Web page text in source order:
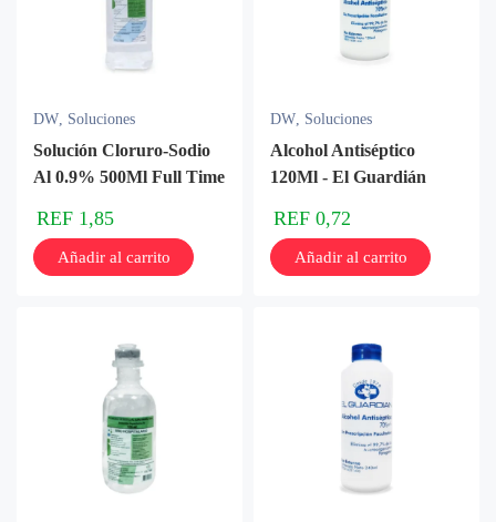
DW, Soluciones
Solución Cloruro-Sodio
Al 0.9% 500Ml Full Time
REF 1,85
Añadir al carrito
DW, Soluciones
Alcohol Antiséptico
120Ml - El Guardián
REF 0,72
Añadir al carrito